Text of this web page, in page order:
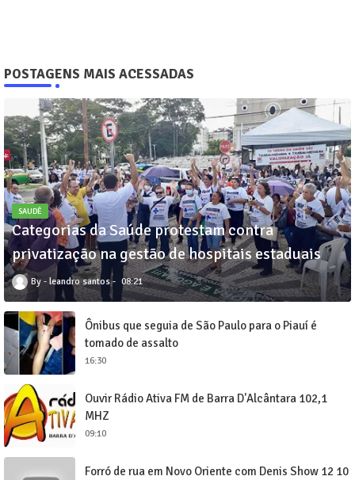
POSTAGENS MAIS ACESSADAS
SAUDÊ
Categorias da Saúde protestam contra
privatização na gestão de hospitais estaduais
leandro santos 08:21
Ônibus que seguia de São Paulo para o Piauí é
tomado de assalto
16:30
Ouvir Rádio Ativa FM de Barra D'Alcântara 102,1
MHZ
09:10
Forró de rua em Novo Oriente com Denis Show 12 10